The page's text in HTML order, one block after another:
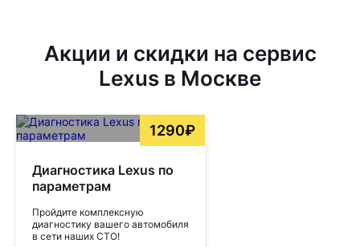
Акции и скидки на сервис
Lexus в Москве
1290₽
Диагностика Lexus по
параметрам
Пройдите комплексную
диагностику вашего автомобиля
в сети наших СТО!